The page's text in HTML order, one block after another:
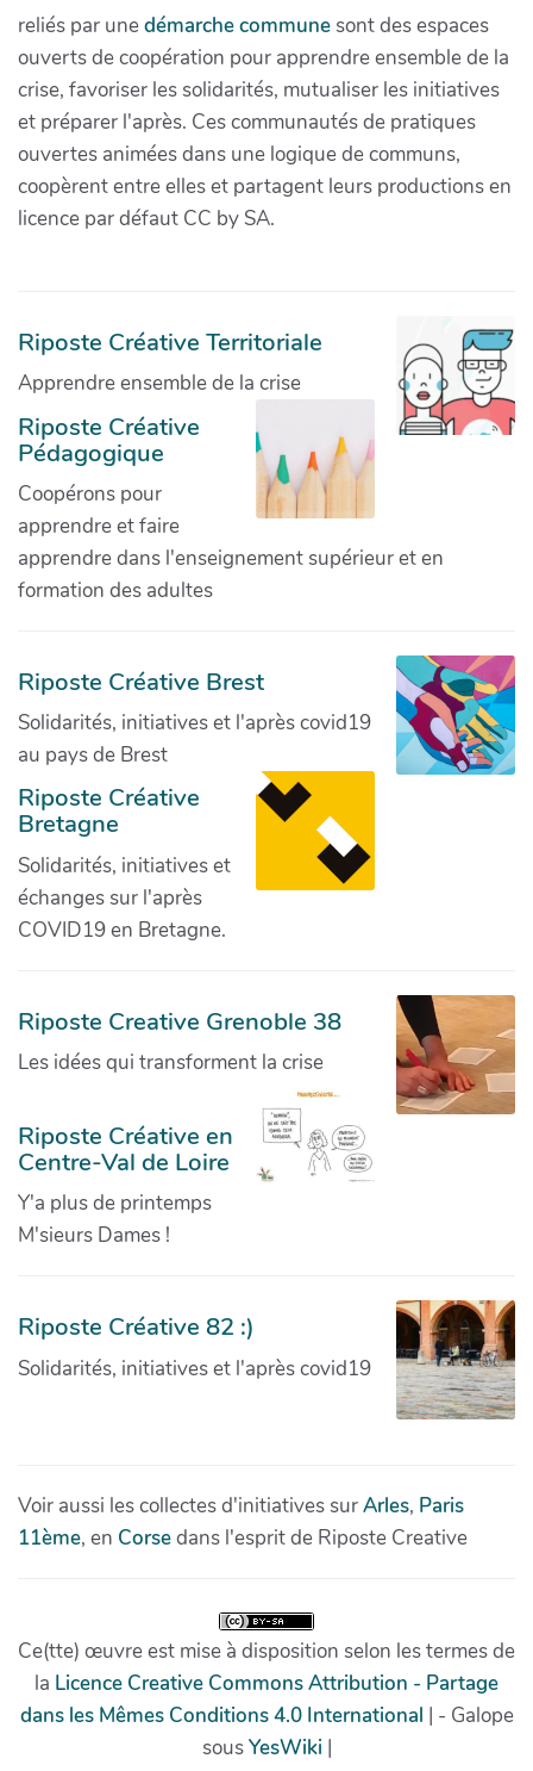
reliés par unedémarche communesont des espaces
ouverts de coopération pour apprendre ensemble de la
crise, favoriser les solidarités, mutualiser les initiatives
et préparer l'après. Ces communautés de pratiques
ouvertes animées dans une logique de communs,
coopèrent entre elles et partagent leurs productions en
licence par défaut CC by SA.
Riposte Créative Territoriale
Apprendre ensemble de la crise
Riposte Créative
Pédagogique
Coopérons pour
apprendre et faire
apprendre dans l'enseignement supérieur et en
formation des adultes
Riposte Créative Brest
Solidarités, initiatives et l'après covid19
au pays de Brest
Riposte Créative
Bretagne
Solidarités, initiatives et
échanges sur l'après
COVID19 en Bretagne.
Riposte Creative Grenoble 38
Les idées qui transforment la crise
Riposte Créative en
Centre-Val de Loire
Y'a plus de printemps
M'sieurs Dames !
Riposte Créative 82 :)
Solidarités, initiatives et l'après covid19
Voir aussi les collectes d'initiatives surArles, Paris
11ème, en Corsedans l'esprit de Riposte Creative
Ce(tte) œuvre est mise à disposition selon les termes de
la Licence Creative Commons Attribution - Partage
dans les Mêmes Conditions 4.0 International | - Galope
sousYesWiki |